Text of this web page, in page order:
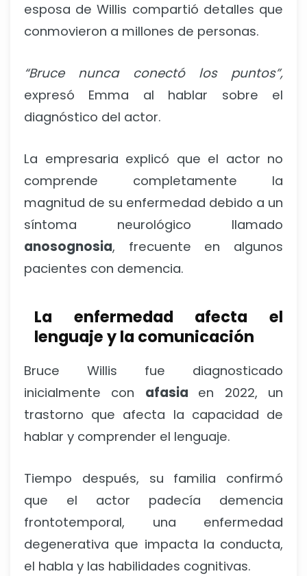
esposa de Willis compartió detalles que
conmovieron a millones de personas.
“Bruce nunca conectó los puntos”,
expresó Emma al hablar sobre el
diagnóstico del actor.
La empresaria explicó que el actor no
comprende completamente la
magnitud de su enfermedad debido a un
síntoma neurológico llamado
anosognosia, frecuente en algunos
pacientes con demencia.
La enfermedad afecta el
lenguaje y la comunicación
Bruce Willis fue diagnosticado
inicialmente con afasia en 2022, un
trastorno que afecta la capacidad de
hablar y comprender el lenguaje.
Tiempo después, su familia confirmó
que el actor padecía demencia
frontotemporal, una enfermedad
degenerativa que impacta la conducta,
el habla y las habilidades cognitivas.